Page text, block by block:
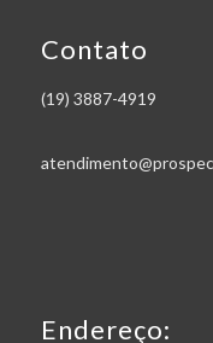
Contato
(19) 3887-4919
Endereço: